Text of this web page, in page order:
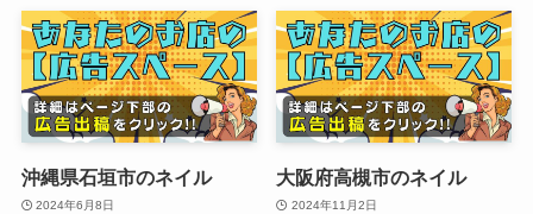
沖縄県石垣市のネイル
2024年6月8日
大阪府高槻市のネイル
2024年11月2日